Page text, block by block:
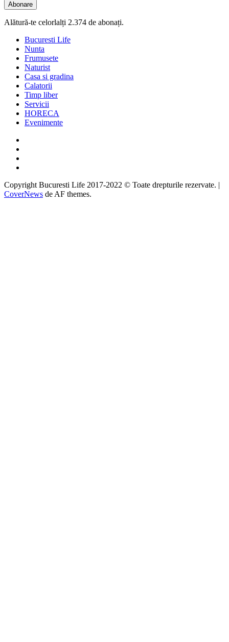
Abonare
Alătură-te celorlalți 2.374 de abonați.
Bucuresti Life
Nunta
Frumusete
Naturist
Casa si gradina
Calatorii
Timp liber
Servicii
HORECA
Evenimente
Copyright Bucuresti Life 2017-2022 © Toate drepturile rezervate. |
CoverNews de AF themes.